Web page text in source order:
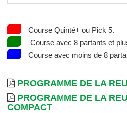
Course Quinté+ ou Pick 5.
Course avec 8 partants et
Course avec moins de 8
PROGRAMME DE LA
PROGRAMME DE LA
COMPACT